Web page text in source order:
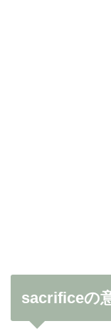
sacrificeの